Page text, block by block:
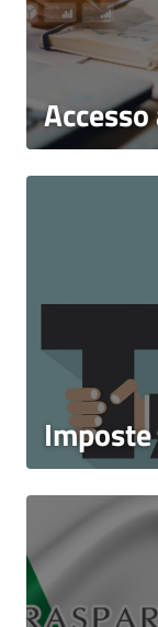
Imposte